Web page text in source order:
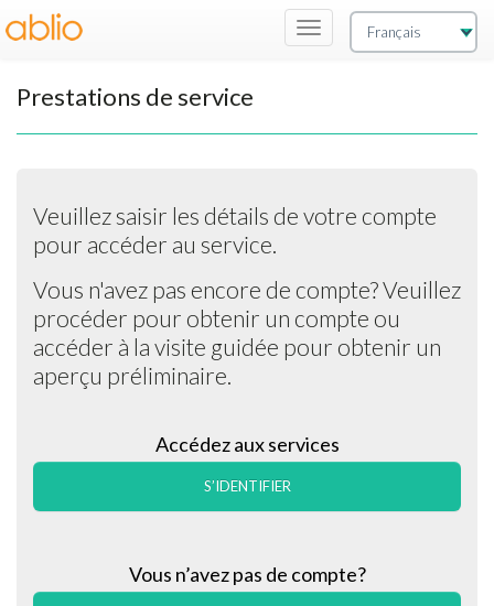
Commutation
de
Prestations de service
Veuillez saisir les détails de votre compte
pour accéder au service.
Vous n'avez pas encore de compte? Veuillez
procéder pour obtenir un compte ou
accéder à la visite guidée pour obtenir un
aperçu préliminaire.
Accédez aux services
S’IDENTIFIER
Vous n’avez pas de compte?